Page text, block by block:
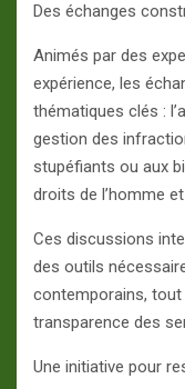
Des échanges
Animés par des
expérience, les
thématiques clés :
gestion des
stupéfiants ou aux
droits de l’homme
Ces discussions
des outils
contemporains,
transparence des
Une initiative pour